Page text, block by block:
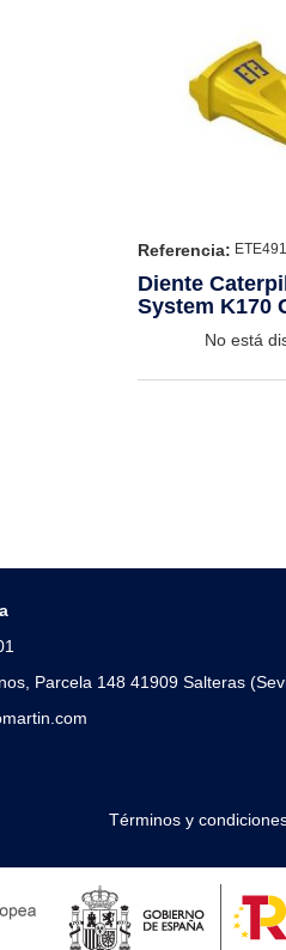
Referencia:
Diente
System K170
No está
Parcela 148 41909 Salteras
Términos y